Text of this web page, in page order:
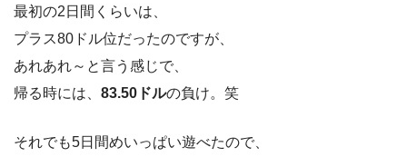
最初の2日間くらいは、
プラス80ドル位だったのですが、
あれあれ～と言う感じで、
帰る時には、 83.50ドルの負け。笑
それでも5日間めいっぱい遊べたので、